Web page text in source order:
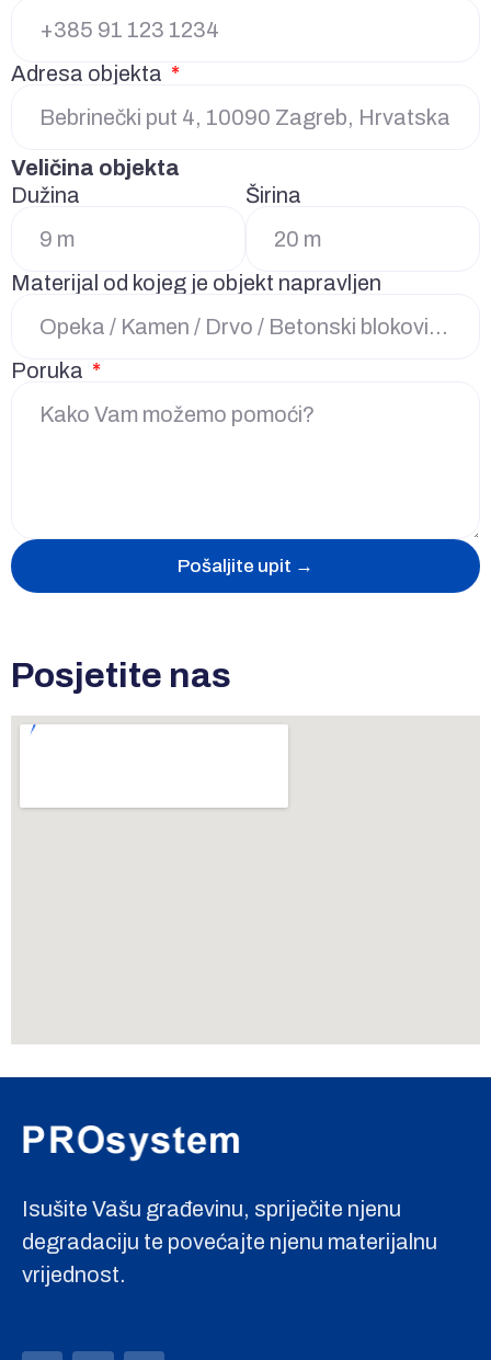
Adresa objekta
Veličina objekta
Dužina
Širina
Materijal od kojeg je objekt napravljen
Poruka
Pošaljite upit →
Posjetite nas
Isušite Vašu građevinu, spriječite njenu
degradaciju te povećajte njenu materijalnu
vrijednost.